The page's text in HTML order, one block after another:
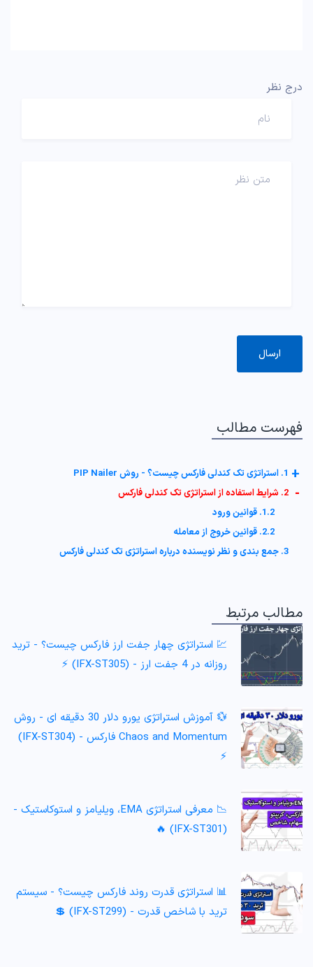
درج نظر
فهرست مطالب
1. استراتژی تک کندلی فارکس چیست؟ - روش PIP Nailer +
2. شرایط استفاده از استراتژی تک کندلی فارکس -
1.2. قوانین ورود
2.2. قوانین خروج از معامله
3. جمع بندی و نظر نویسنده درباره استراتژی تک کندلی فارکس
مطالب مرتبط
💹 استراتژی چهار جفت ارز فارکس چیست؟ - ترید
روزانه در 4 جفت ارز - (IFX-ST305) ⚡️
💱 آموزش استراتژی یورو دلار 30 دقیقه ای - روش
Chaos and Momentum فارکس - (IFX-ST304)
⚡️
📉 معرفی استراتژی EMA، ویلیامز و استوکاستیک -
(IFX-ST301) 🔥
📊 استراتژی قدرت روند فارکس چیست؟ - سیستم
ترید با شاخص قدرت - (IFX-ST299) 💲